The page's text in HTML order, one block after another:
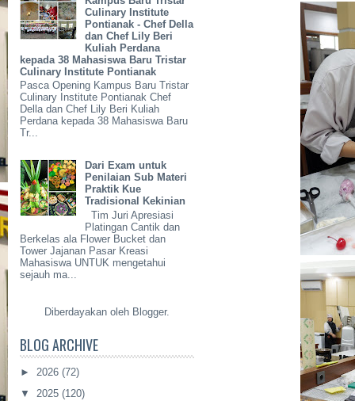
Culinary Institute
Pontianak - Chef Della
dan Chef Lily Beri
Kuliah Perdana
kepada 38 Mahasiswa Baru Tristar
Culinary Institute Pontianak
Pasca Opening Kampus Baru Tristar
Culinary Institute Pontianak Chef
Della dan Chef Lily Beri Kuliah
Perdana kepada 38 Mahasiswa Baru
Tr...
Dari Exam untuk
Penilaian Sub Materi
Praktik Kue
Tradisional Kekinian
Tim Juri Apresiasi
Platingan Cantik dan
Berkelas ala Flower Bucket dan
Tower Jajanan Pasar Kreasi
Mahasiswa UNTUK mengetahui
sejauh ma...
Diberdayakan oleh Blogger.
BLOG ARCHIVE
► 2026 (72)
▼ 2025 (120)